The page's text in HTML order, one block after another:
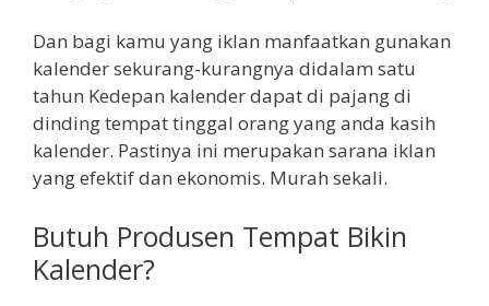
Dan bagi kamu yang iklan manfaatkan gunakan
kalender sekurang-kurangnya didalam satu
tahun Kedepan kalender dapat di pajang di
dinding tempat tinggal orang yang anda kasih
kalender. Pastinya ini merupakan sarana iklan
yang efektif dan ekonomis. Murah sekali.
Butuh Produsen Tempat Bikin
Kalender?